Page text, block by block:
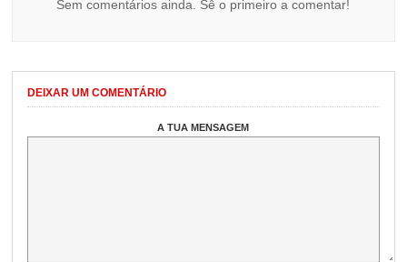
Sem comentários ainda. Sê o primeiro a comentar!
DEIXAR UM COMENTÁRIO
A TUA MENSAGEM